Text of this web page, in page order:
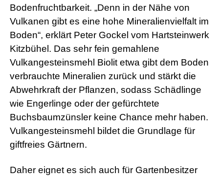
Bodenfruchtbarkeit. „Denn in der Nähe von
Vulkanen gibt es eine hohe Mineralienvielfalt im
Boden“, erklärt Peter Gockel vom Hartsteinwerk
Kitzbühel. Das sehr fein gemahlene
Vulkangesteinsmehl Biolit etwa gibt dem Boden
verbrauchte Mineralien zurück und stärkt die
Abwehrkraft der Pflanzen, sodass Schädlinge
wie Engerlinge oder der gefürchtete
Buchsbaumzünsler keine Chance mehr haben.
Vulkangesteinsmehl bildet die Grundlage für
giftfreies Gärtnern.
Daher eignet es sich auch für Gartenbesitzer